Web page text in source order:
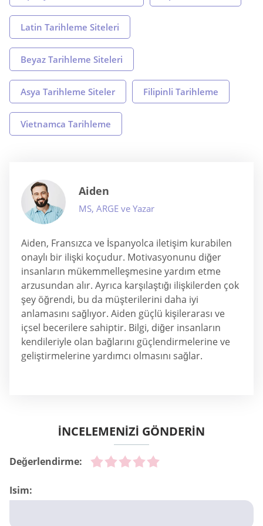
Latin Tarihleme Siteleri
Beyaz Tarihleme Siteleri
Asya Tarihleme Siteler Filipinli Tarihleme
Vietnamca Tarihleme
Aiden
MS, ARGE ve Yazar
Aiden, Fransızca ve İspanyolca iletişim kurabilen
onaylı bir ilişki koçudur. Motivasyonunu diğer
insanların mükemmelleşmesine yardım etme
arzusundan alır. Ayrıca karşılaştığı ilişkilerden çok
şey öğrendi, bu da müşterilerini daha iyi
anlamasını sağlıyor. Aiden güçlü kişilerarası ve
içsel becerilere sahiptir. Bilgi, diğer insanların
kendileriyle olan bağlarını güçlendirmelerine ve
geliştirmelerine yardımcı olmasını sağlar.
İNCELEMENİZİ GÖNDERİN
Değerlendirme:
Isim: